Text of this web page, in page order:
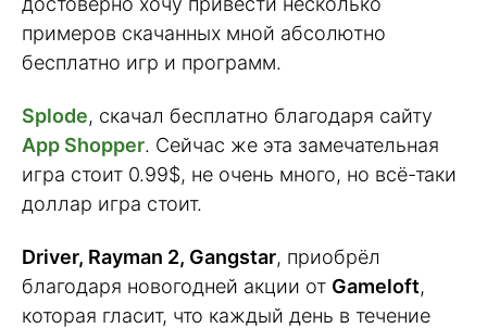
примеров скачанных мной абсолютно
бесплатно игр и программ.
Splode, скачал бесплатно благодаря сайту
App Shopper. Сейчас же эта замечательная
игра стоит 0.99$, не очень много, но всё-таки
доллар игра стоит.
Driver, Rayman 2, Gangstar, приобрёл
благодаря новогодней акции от Gameloft,
которая гласит, что каждый день в течение